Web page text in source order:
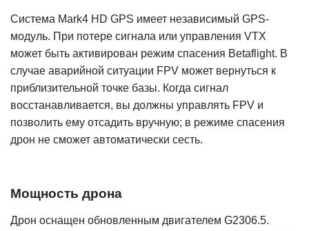
Система Mark4 HD GPS имеет независимый GPS-
модуль. При потере сигнала или управления VTX
может быть активирован режим спасения Betaflight. В
случае аварийной ситуации FPV может вернуться к
приблизительной точке базы. Когда сигнал
восстанавливается, вы должны управлять FPV и
позволить ему отсадить вручную; в режиме спасения
дрон не сможет автоматически сесть.
Мощность дрона
Дрон оснащен обновленным двигателем G2306.5.